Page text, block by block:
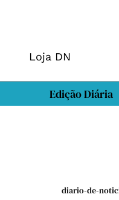
Loja DN
Edição Diária
diario-de-